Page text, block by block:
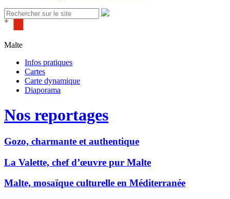
Malte
Infos pratiques
Cartes
Carte dynamique
Diaporama
Nos reportages
Gozo, charmante et authentique
La Valette, chef d’œuvre pur Malte
Malte, mosaïque culturelle en Méditerranée